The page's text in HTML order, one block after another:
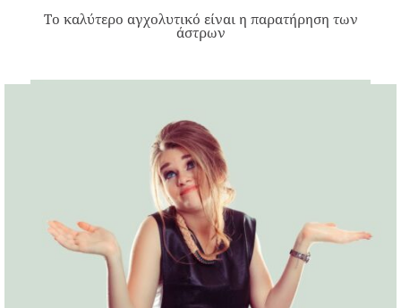
Το καλύτερο αγχολυτικό είναι η παρατήρηση των
άστρων